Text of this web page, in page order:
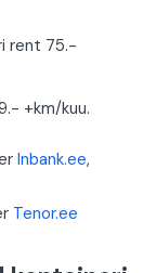
rent 75.-
+km/kuu.
Inbank.ee,
Tenor.ee